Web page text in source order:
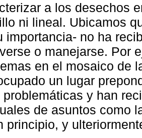
a los desechos
ni lineal. Ubicamos
importancia- no ha
o manejarse. Por
en el mosaico de
un lugar
problemáticas y han
de asuntos como
principio, y